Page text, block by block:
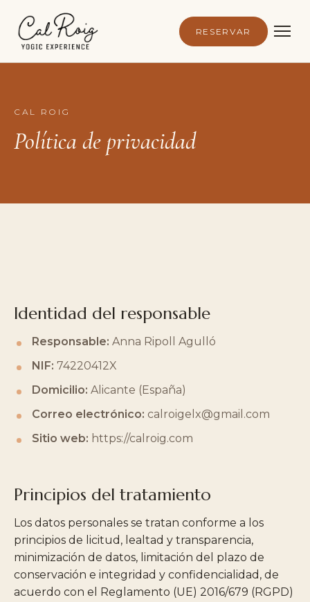
RESERVAR
CAL ROIG
Política de privacidad
Identidad del responsable
Responsable: Anna Ripoll Agulló
NIF: 74220412X
Domicilio: Alicante (España)
Correo electrónico: calroigelx@gmail.com
Sitio web: https://calroig.com
Principios del tratamiento
Los datos personales se tratan conforme a los
principios de licitud, lealtad y transparencia,
minimización de datos, limitación del plazo de
conservación e integridad y confidencialidad, de
acuerdo con el Reglamento (UE) 2016/679 (RGPD)